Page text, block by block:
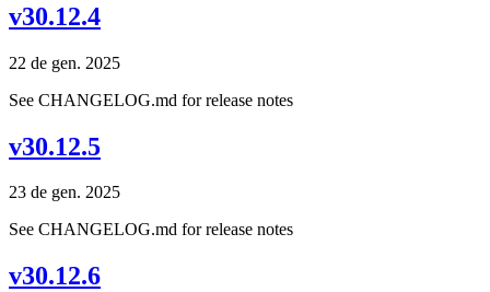
v30.12.4
22 de gen. 2025
See CHANGELOG.md for release notes
v30.12.5
23 de gen. 2025
See CHANGELOG.md for release notes
v30.12.6